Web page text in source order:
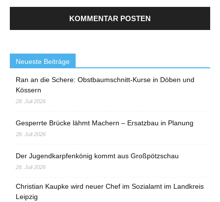
Neueste Beiträge
Ran an die Schere: Obstbaumschnitt-Kurse in Döben und
Kössern
28. Juli 2026
Gesperrte Brücke lähmt Machern – Ersatzbau in Planung
28. Juli 2026
Der Jugendkarpfenkönig kommt aus Großpötzschau
28. Juli 2026
Christian Kaupke wird neuer Chef im Sozialamt im Landkreis
Leipzig